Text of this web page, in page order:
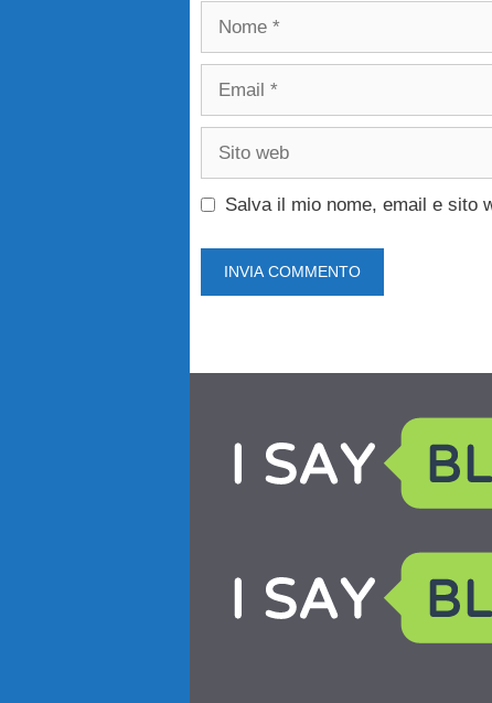
Nome
Email
Sito
Salva il mio nome, email e sito